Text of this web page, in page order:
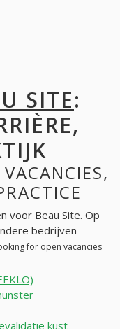
SITE:
voor Beau Site. Op
bedrijven
for open vacancies
kust